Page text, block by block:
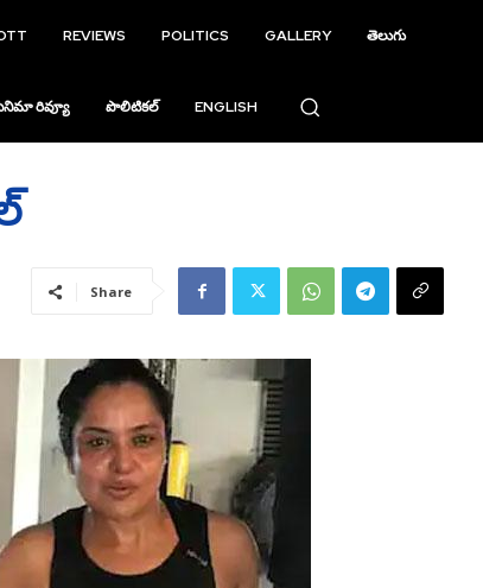
REVIEWS POLITICS GALLERY తెలుగు
రివ్యూ పొలిటికల్ ENGLISH
Share